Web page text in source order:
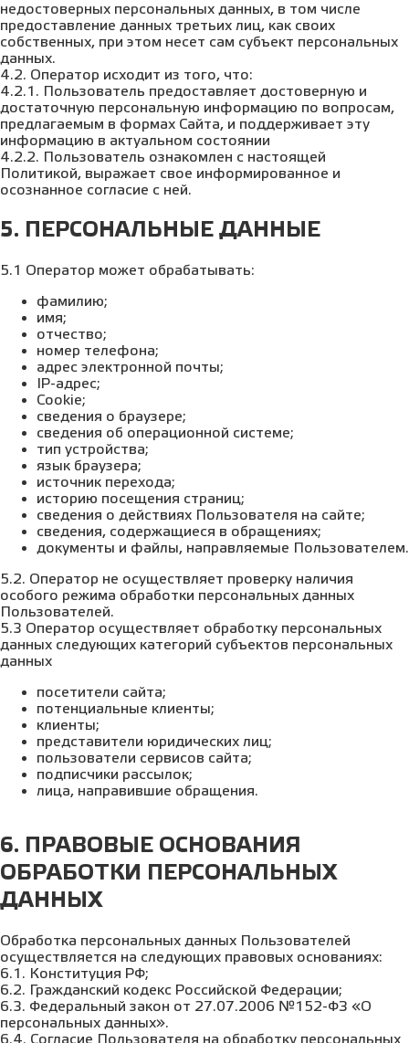
недостоверных персональных данных, в том числе
предоставление данных третьих лиц, как своих
собственных, при этом несет сам субъект персональных
данных.
4.2. Оператор исходит из того, что:
4.2.1. Пользователь предоставляет достоверную и
достаточную персональную информацию по вопросам,
предлагаемым в формах Сайта, и поддерживает эту
информацию в актуальном состоянии
4.2.2. Пользователь ознакомлен с настоящей
Политикой, выражает свое информированное и
осознанное согласие с ней.
5. ПЕРСОНАЛЬНЫЕ ДАННЫЕ
5.1 Оператор может обрабатывать:
фамилию;
имя;
отчество;
номер телефона;
адрес электронной почты;
IP-адрес;
Cookie;
сведения о браузере;
сведения об операционной системе;
тип устройства;
язык браузера;
источник перехода;
историю посещения страниц;
сведения о действиях Пользователя на сайте;
сведения, содержащиеся в обращениях;
документы и файлы, направляемые Пользователем.
5.2. Оператор не осуществляет проверку наличия
особого режима обработки персональных данных
Пользователей.
5.3 Оператор осуществляет обработку персональных
данных следующих категорий субъектов персональных
данных
посетители сайта;
потенциальные клиенты;
клиенты;
представители юридических лиц;
пользователи сервисов сайта;
подписчики рассылок;
лица, направившие обращения.
6. ПРАВОВЫЕ ОСНОВАНИЯ
ОБРАБОТКИ ПЕРСОНАЛЬНЫХ
ДАННЫХ
Обработка персональных данных Пользователей
осуществляется на следующих правовых основаниях:
6.1. Конституция РФ;
6.2. Гражданский кодекс Российской Федерации;
6.3. Федеральный закон от 27.07.2006 №152-ФЗ «О
персональных данных».
6.4. Согласие Пользователя на обработку персональных